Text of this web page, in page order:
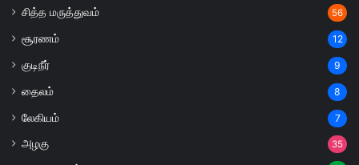
சித்த மருத்துவம் 56
சூரணம் 12
குடிநீர் 9
தைலம் 8
லேகியம் 7
அழகு 35